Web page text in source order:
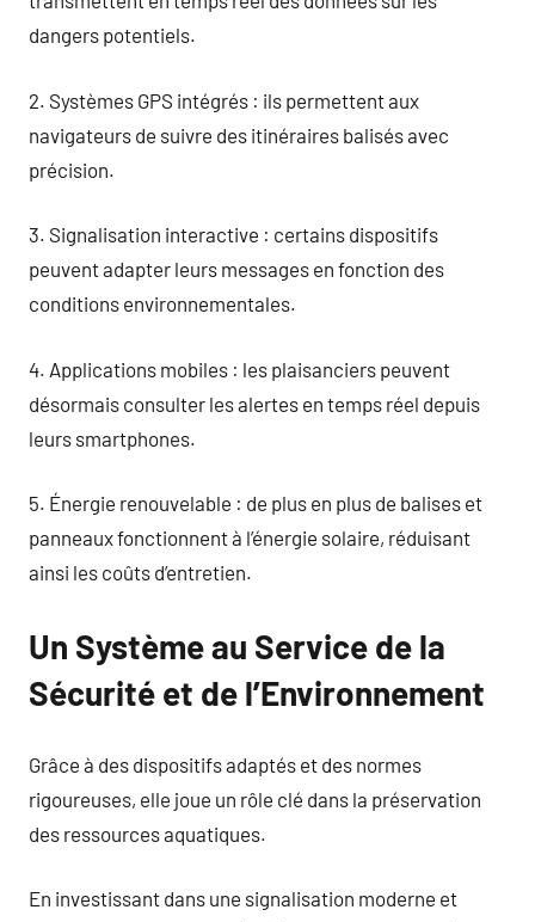
dangers potentiels.
2. Systèmes GPS intégrés : ils permettent aux
navigateurs de suivre des itinéraires balisés avec
précision.
3. Signalisation interactive : certains dispositifs
peuvent adapter leurs messages en fonction des
conditions environnementales.
4. Applications mobiles : les plaisanciers peuvent
désormais consulter les alertes en temps réel depuis
leurs smartphones.
5. Énergie renouvelable : de plus en plus de balises et
panneaux fonctionnent à l’énergie solaire, réduisant
ainsi les coûts d’entretien.
Un Système au Service de la
Sécurité et de l’Environnement
Grâce à des dispositifs adaptés et des normes
rigoureuses, elle joue un rôle clé dans la préservation
des ressources aquatiques.
En investissant dans une signalisation moderne et